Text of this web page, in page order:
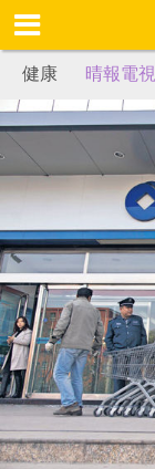
健康 晴報電視